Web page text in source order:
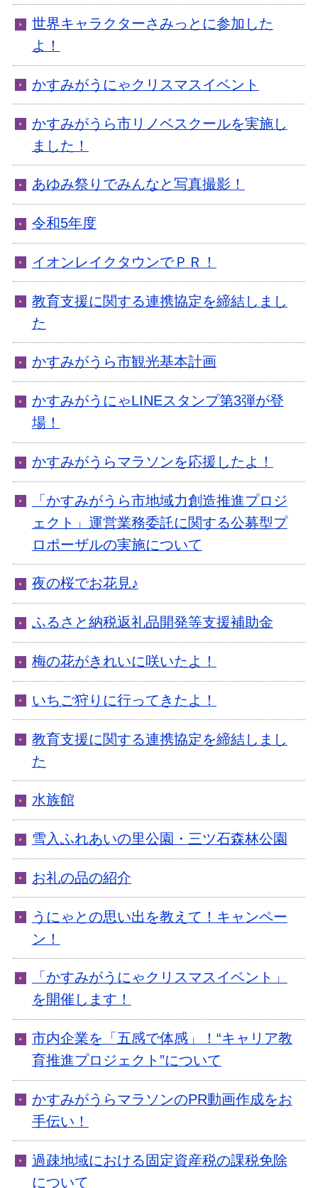
世界キャラクターさみっとに参加した
よ！
かすみがうにゃクリスマスイベント
かすみがうら市リノベスクールを実施し
ました！
あゆみ祭りでみんなと写真撮影！
令和5年度
イオンレイクタウンでＰＲ！
教育支援に関する連携協定を締結しまし
た
かすみがうら市観光基本計画
かすみがうにゃLINEスタンプ第3弾が登
場！
かすみがうらマラソンを応援したよ！
「かすみがうら市地域力創造推進プロジ
ェクト」運営業務委託に関する公募型プ
ロポーザルの実施について
夜の桜でお花見♪
ふるさと納税返礼品開発等支援補助金
梅の花がきれいに咲いたよ！
いちご狩りに行ってきたよ！
教育支援に関する連携協定を締結しまし
た
水族館
雪入ふれあいの里公園・三ツ石森林公園
お礼の品の紹介
うにゃとの思い出を教えて！キャンペー
ン！
「かすみがうにゃクリスマスイベント」
を開催します！
市内企業を「五感で体感」！“キャリア教
育推進プロジェクト”について
かすみがうらマラソンのPR動画作成をお
手伝い！
過疎地域における固定資産税の課税免除
について